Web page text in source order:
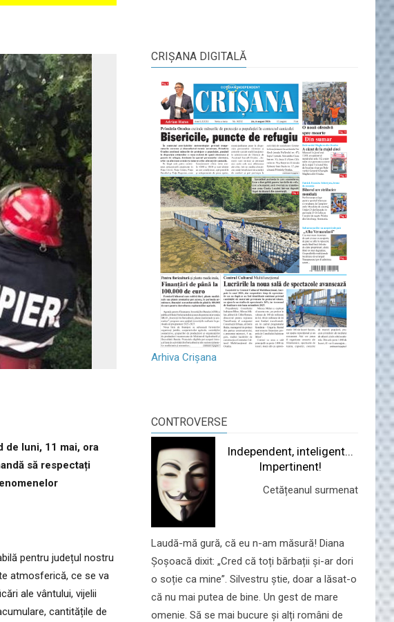
de luni, 11 mai, ora
să respectați
pentru județul nostru
atmosferică, ce se va
ale vântului, vijelii
cantitățile de
CRIŞANA DIGITALĂ
Arhiva Crișana
CONTROVERSE
Independent, inteligent...
Impertinent!
Cetățeanul surmenat
Laudă-mă gură, că eu n-am măsură! Diana
Șoșoacă dixit: „Cred că toți bărbații și-ar dori
o soție ca mine”. Silvestru știe, doar a lăsat-o
că nu mai putea de bine. Un gest de mare
omenie. Să se mai bucure și alți români de